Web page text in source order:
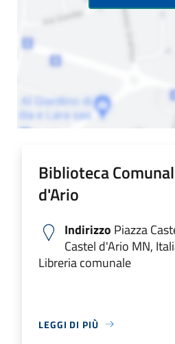
Biblioteca
d'Ario
Indirizzo Piazza
Castel d'Ario MN,
Libreria comunale
LEGGI DI PIÙ